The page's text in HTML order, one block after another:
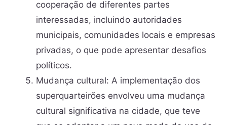
cooperação de diferentes partes
interessadas, incluindo autoridades
municipais, comunidades locais e empresas
privadas, o que pode apresentar desafios
políticos.
Mudança cultural: A implementação dos
superquarteirões envolveu uma mudança
cultural significativa na cidade, que teve